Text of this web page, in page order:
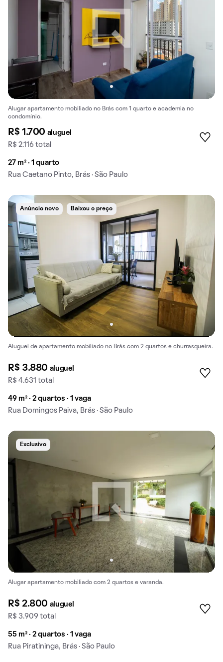
Alugar apartamento mobiliado no Brás com 1 quarto e academia no
condomínio.
R$ 1.700 aluguel
R$ 2.116 total
27 m² · 1 quarto
Rua Caetano Pinto, Brás · São Paulo
Anúncio novo Baixou o preço
Aluguel de apartamento mobiliado no Brás com 2 quartos e churrasqueira.
R$ 3.880 aluguel
R$ 4.631 total
49 m² · 2 quartos · 1 vaga
Rua Domingos Paiva, Brás · São Paulo
Exclusivo
Alugar apartamento mobiliado com 2 quartos e varanda.
R$ 2.800 aluguel
R$ 3.909 total
55 m² · 2 quartos · 1 vaga
Rua Piratininga, Brás · São Paulo